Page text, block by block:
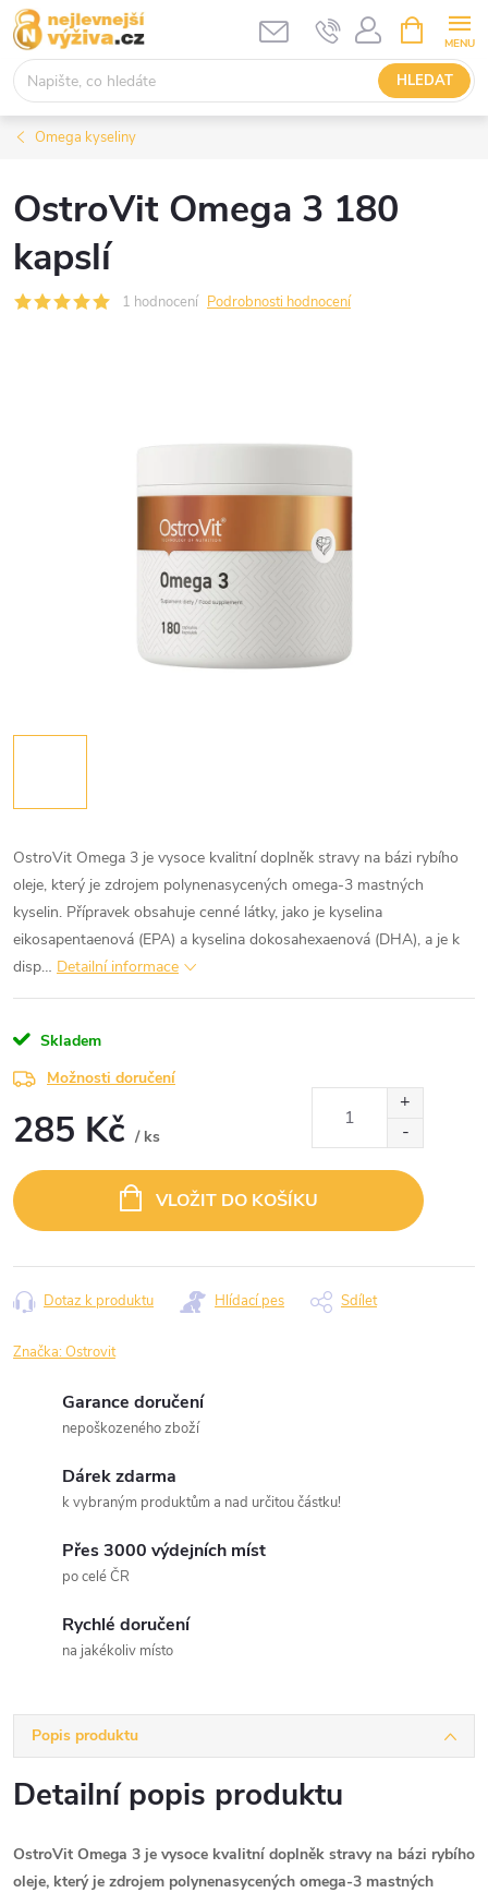
Přejít
na
obsah
HLEDAT
NÁKUPNÍ
KOŠÍK
Omega kyseliny
OstroVit Omega 3 180
kapslí
1 hodnocení Podrobnosti hodnocení
OstroVit Omega 3 je vysoce kvalitní doplněk stravy na bázi rybího
oleje, který je zdrojem polynenasycených omega-3 mastných
kyselin. Přípravek obsahuje cenné látky, jako je kyselina
eikosapentaenová (EPA) a kyselina dokosahexaenová (DHA), a je k
disp… Detailní informace
Skladem
Možnosti doručení
285 Kč / ks
cena:
VLOŽIT DO KOŠÍKU
Dotaz k produktu Hlídací pes Sdílet
Značka:Ostrovit
Garance doručení
nepoškozeného zboží
Dárek zdarma
k vybraným produktům a nad určitou částku!
Přes 3000 výdejních míst
po celé ČR
Rychlé doručení
na jakékoliv místo
Popis produktu
Detailní popis produktu
OstroVit Omega 3 je vysoce kvalitní doplněk stravy na bázi rybího
oleje, který je zdrojem polynenasycených omega-3 mastných